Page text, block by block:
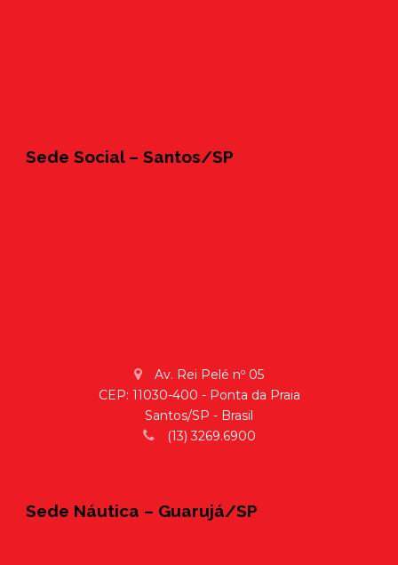
Sede Social – Santos/SP
Av. Rei Pelé nº 05
CEP: 11030-400 - Ponta da Praia
Santos/SP - Brasil
(13) 3269.6900
Sede Náutica – Guarujá/SP